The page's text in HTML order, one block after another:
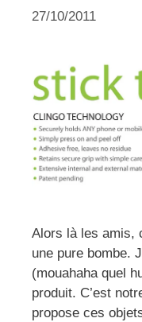
27/10/2011
Alors là les amis,
une pure bombe.
(mouahaha quel
produit. C’est
propose ces